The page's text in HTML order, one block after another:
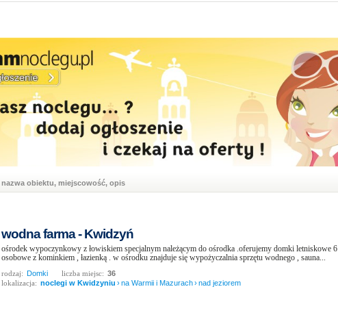
nazwa obiektu, miejscowość, opis
wodna farma - Kwidzyń
ośrodek wypoczynkowy z łowiskiem specjalnym należącym do ośrodka .oferujemy domki letniskowe 6
osobowe z kominkiem , łazienką . w ośrodku znajduje się wypożyczalnia sprzętu wodnego , sauna...
rodzaj: Domki liczba miejsc: 36
lokalizacja: noclegi w Kwidzyniu ›na Warmii i Mazurach›nad jeziorem